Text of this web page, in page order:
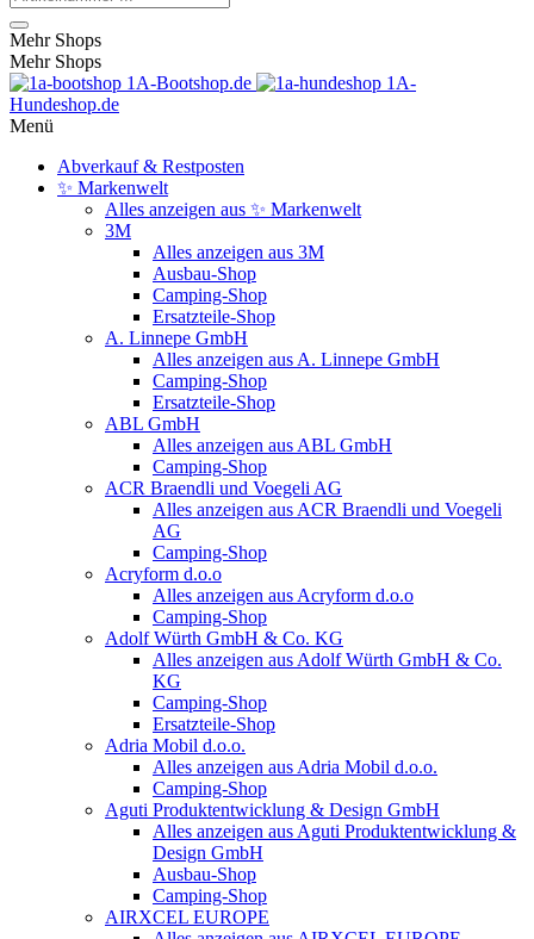
Mehr Shops
Mehr Shops
1A-Bootshop.de
1A-
Hundeshop.de
Menü
Abverkauf & Restposten
✨ Markenwelt
Alles anzeigen aus ✨ Markenwelt
3M
Alles anzeigen aus 3M
Ausbau-Shop
Camping-Shop
Ersatzteile-Shop
A. Linnepe GmbH
Alles anzeigen aus A. Linnepe GmbH
Camping-Shop
Ersatzteile-Shop
ABL GmbH
Alles anzeigen aus ABL GmbH
Camping-Shop
ACR Braendli und Voegeli AG
Alles anzeigen aus ACR Braendli und Voegeli
AG
Camping-Shop
Acryform d.o.o
Alles anzeigen aus Acryform d.o.o
Camping-Shop
Adolf Würth GmbH & Co. KG
Alles anzeigen aus Adolf Würth GmbH & Co.
KG
Camping-Shop
Ersatzteile-Shop
Adria Mobil d.o.o.
Alles anzeigen aus Adria Mobil d.o.o.
Camping-Shop
Aguti Produktentwicklung & Design GmbH
Alles anzeigen aus Aguti Produktentwicklung &
Design GmbH
Ausbau-Shop
Camping-Shop
AIRXCEL EUROPE